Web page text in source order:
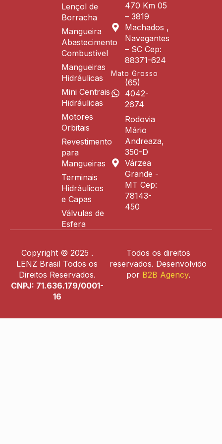
Lençol de
Borracha
Mangueira
Abastecimento
Combustível
Mangueiras
Hidráulicas
Mini Centrais
Hidráulicas
Motores
Orbitais
Revestimento
para
Mangueiras
Terminais
Hidráulicos
e Capas
Válvulas de
Esfera
470 Km 05
– 3819
Machados ,
Navegantes
– SC Cep:
88371-624
Mato Grosso
(65)
4042-
2674
Rodovia
Mário
Andreaza,
350-D
Várzea
Grande -
MT Cep:
78143-
450
Copyright © 2025 .
LENZ Brasil Todos os
Direitos Reservados.
CNPJ: 71.636.179/0001-
16
Todos os direitos
reservados. Desenvolvido
por B2B Agency.